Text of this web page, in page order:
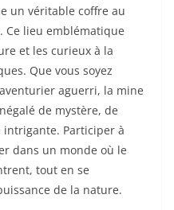
un véritable coffre au
Ce lieu emblématique
et les curieux à la
Que vous soyez
aguerri, la mine
de mystère, de
intrigante. Participer à
dans un monde où le
tout en se
de la nature.